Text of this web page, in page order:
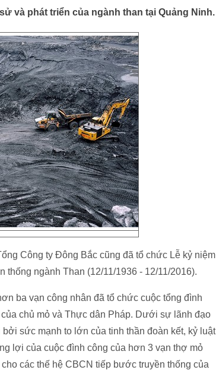
và phát triển của ngành than tại Quảng Ninh.
Công ty Đông Bắc cũng đã tổ chức Lễ kỷ niệm
thống ngành Than (12/11/1936 - 12/11/2016).
ba vạn công nhân đã tổ chức cuộc tổng đình
chủ mỏ và Thực dân Pháp. Dưới sự lãnh đạo
sức mạnh to lớn của tinh thần đoàn kết, kỷ luật
lợi của cuộc đình công của hơn 3 vạn thợ mỏ
các thế hệ CBCN tiếp bước truyền thống của